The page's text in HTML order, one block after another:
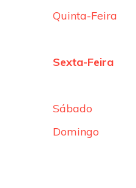
Quinta-Feira
Sexta-Feira
Sábado
Domingo